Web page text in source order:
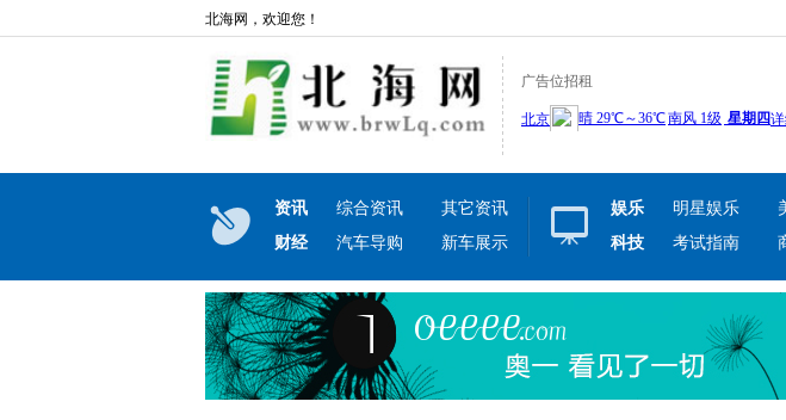
北海网，欢迎您！
广告位招租
资讯 综合资讯
其它资讯
财经
汽车导购 新车展示
娱乐 明星娱乐
科技
考试指南